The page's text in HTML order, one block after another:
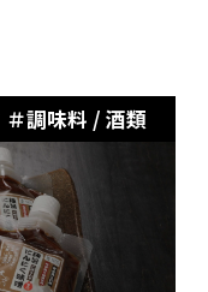
調味料 / 酒類